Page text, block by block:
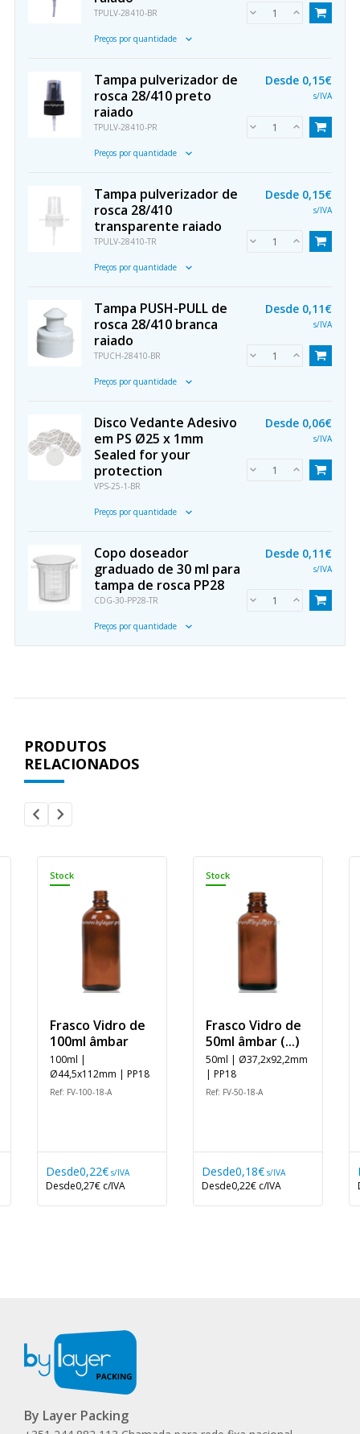
TPULV-28410-BR
Preços por quantidade
Tampa pulverizador de
rosca 28/410 preto
raiado
TPULV-28410-PR
Preços por quantidade
Desde 0,15€
s/IVA
Tampa pulverizador de
rosca 28/410
transparente raiado
TPULV-28410-TR
Preços por quantidade
Desde 0,15€
s/IVA
Tampa PUSH-PULL de
rosca 28/410 branca
raiado
TPUCH-28410-BR
Preços por quantidade
Desde 0,11€
s/IVA
Disco Vedante Adesivo
em PS Ø25 x 1mm
Sealed for your
protection
VPS-25-1-BR
Preços por quantidade
Desde 0,06€
s/IVA
Copo doseador
graduado de 30 ml para
tampa de rosca PP28
CDG-30-PP28-TR
Preços por quantidade
Desde 0,11€
s/IVA
PRODUTOS
RELACIONADOS
Stock
Frasco Vidro de
100ml âmbar
100ml |
Ø44,5x112mm | PP18
Ref: FV-100-18-A
Desde0,22€ s/IVA
Desde0,27€ c/IVA
Stock
Frasco Vidro de
50ml âmbar (...)
50ml | Ø37,2x92,2mm
| PP18
Ref: FV-50-18-A
Desde0,18€ s/IVA
Desde0,22€ c/IVA
By Layer Packing